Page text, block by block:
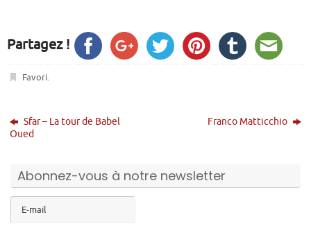
Partagez !
Favori.
Sfar – La tour de Babel
Oued
Franco Matticchio
Abonnez-vous à notre newsletter